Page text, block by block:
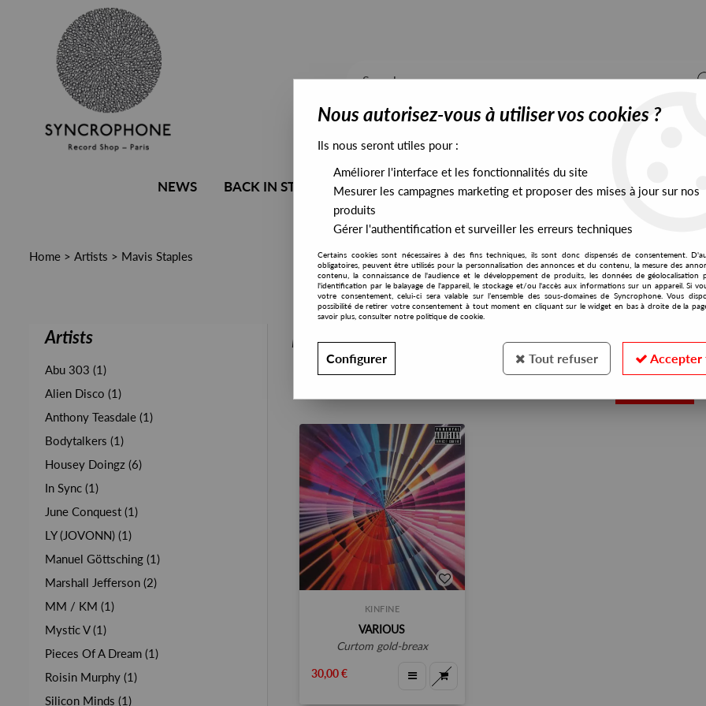
NEWS BACK IN STOCK ALL STOCK EXCLUSIVES PRESALES EXCLUSIVES
Home > Artists > Mavis Staples
Artists
Abu 303 (1)
Alien Disco (1)
Anthony Teasdale (1)
Bodytalkers (1)
Housey Doingz (6)
In Sync (1)
June Conquest (1)
LY (JOVONN) (1)
Manuel Göttsching (1)
Marshall Jefferson (2)
MM / KM (1)
Mystic V (1)
Pieces Of A Dream (1)
Roisin Murphy (1)
Silicon Minds (1)
PRESALES EXCLUSIVES
KINFINE
VARIOUS
curtom gold-breax
30,00 €
Nous autorisez-vous à utiliser vos cookies ?
Ils nous seront utiles pour :
Améliorer l'interface et les fonctionnalités du site
Mesurer les campagnes marketing et proposer des mises à jour sur nos
produits
Gérer l'authentification et surveiller les erreurs techniques
Certains cookies sont nécessaires à des fins techniques, ils sont donc dispensés de consentement.
obligatoires, peuvent être utilisés pour la personnalisation des annonces et du contenu, la mesure des
contenu, la connaissance de l'audience et le développement de produits, les données de géolocalisation
l'identification par le balayage de l'appareil, le stockage et/ou l'accès aux informations sur un appareil. Si
votre consentement, celui-ci sera valable sur l’ensemble des sous-domaines de Syncrophone. Vous
possibilité de retirer votre consentement à tout moment en cliquant sur le widget en bas à droite de la
savoir plus, consulter notre politique de cookie.
Configurer Tout refuser Accepter